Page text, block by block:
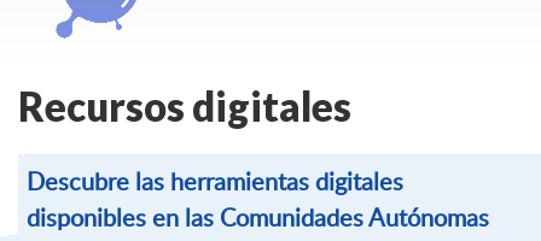
Recursos digitales
Descubre las herramientas digitales
disponibles en las Comunidades Autónomas